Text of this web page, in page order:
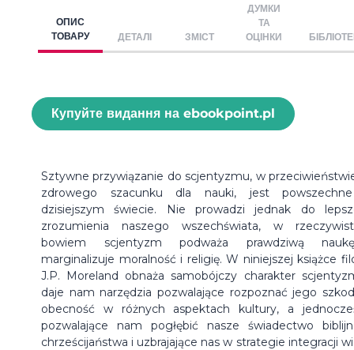
ОПИС
ТОВАРУ
ДЕТАЛІ ЗМІСТ
ДУМКИ
ТА
ОЦІНКИ
Купуйте видання на ebookpoint.pl
Sztywne przywiązanie do scjentyzmu, w
zdrowego szacunku dla nauki, jest
dzisiejszym świecie. Nie prowadzi jednak do
zrozumienia naszego wszechświata, w
bowiem scjentyzm podważa prawdziwą
marginalizuje moralność i religię. W niniejszej książce
J.P. Moreland obnaża samobójczy charakter
daje nam narzędzia pozwalające rozpoznać jego
obecność w różnych aspektach kultury, a
pozwalające nam pogłębić nasze świadectwo
chrześcijaństwa i uzbrajające nas w strategie integracji